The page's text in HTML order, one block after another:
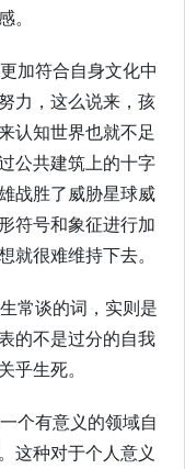
。
加符合自身文化中
力，这么说来，孩
认知世界也就不足
公共建筑上的十字
战胜了威胁星球威
符号和象征进行加
就很难维持下去。
常谈的词，实则是
的不是过分的自我
乎生死。
个有意义的领域自
这种对于个人意义